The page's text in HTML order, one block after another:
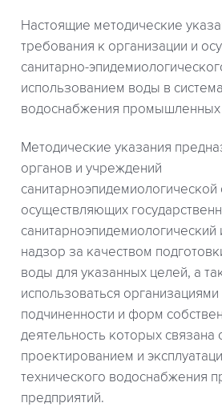
Настоящие методические
требования к организации и
санитарно-
использованием воды в
водоснабжения промышленных
Методические указания
органов и учреждений
осуществляющих
надзор за качеством
воды для указанных целей, а
использоваться
подчиненности и форм
деятельность которых связана
проектированием и
технического водоснабжения
предприятий.